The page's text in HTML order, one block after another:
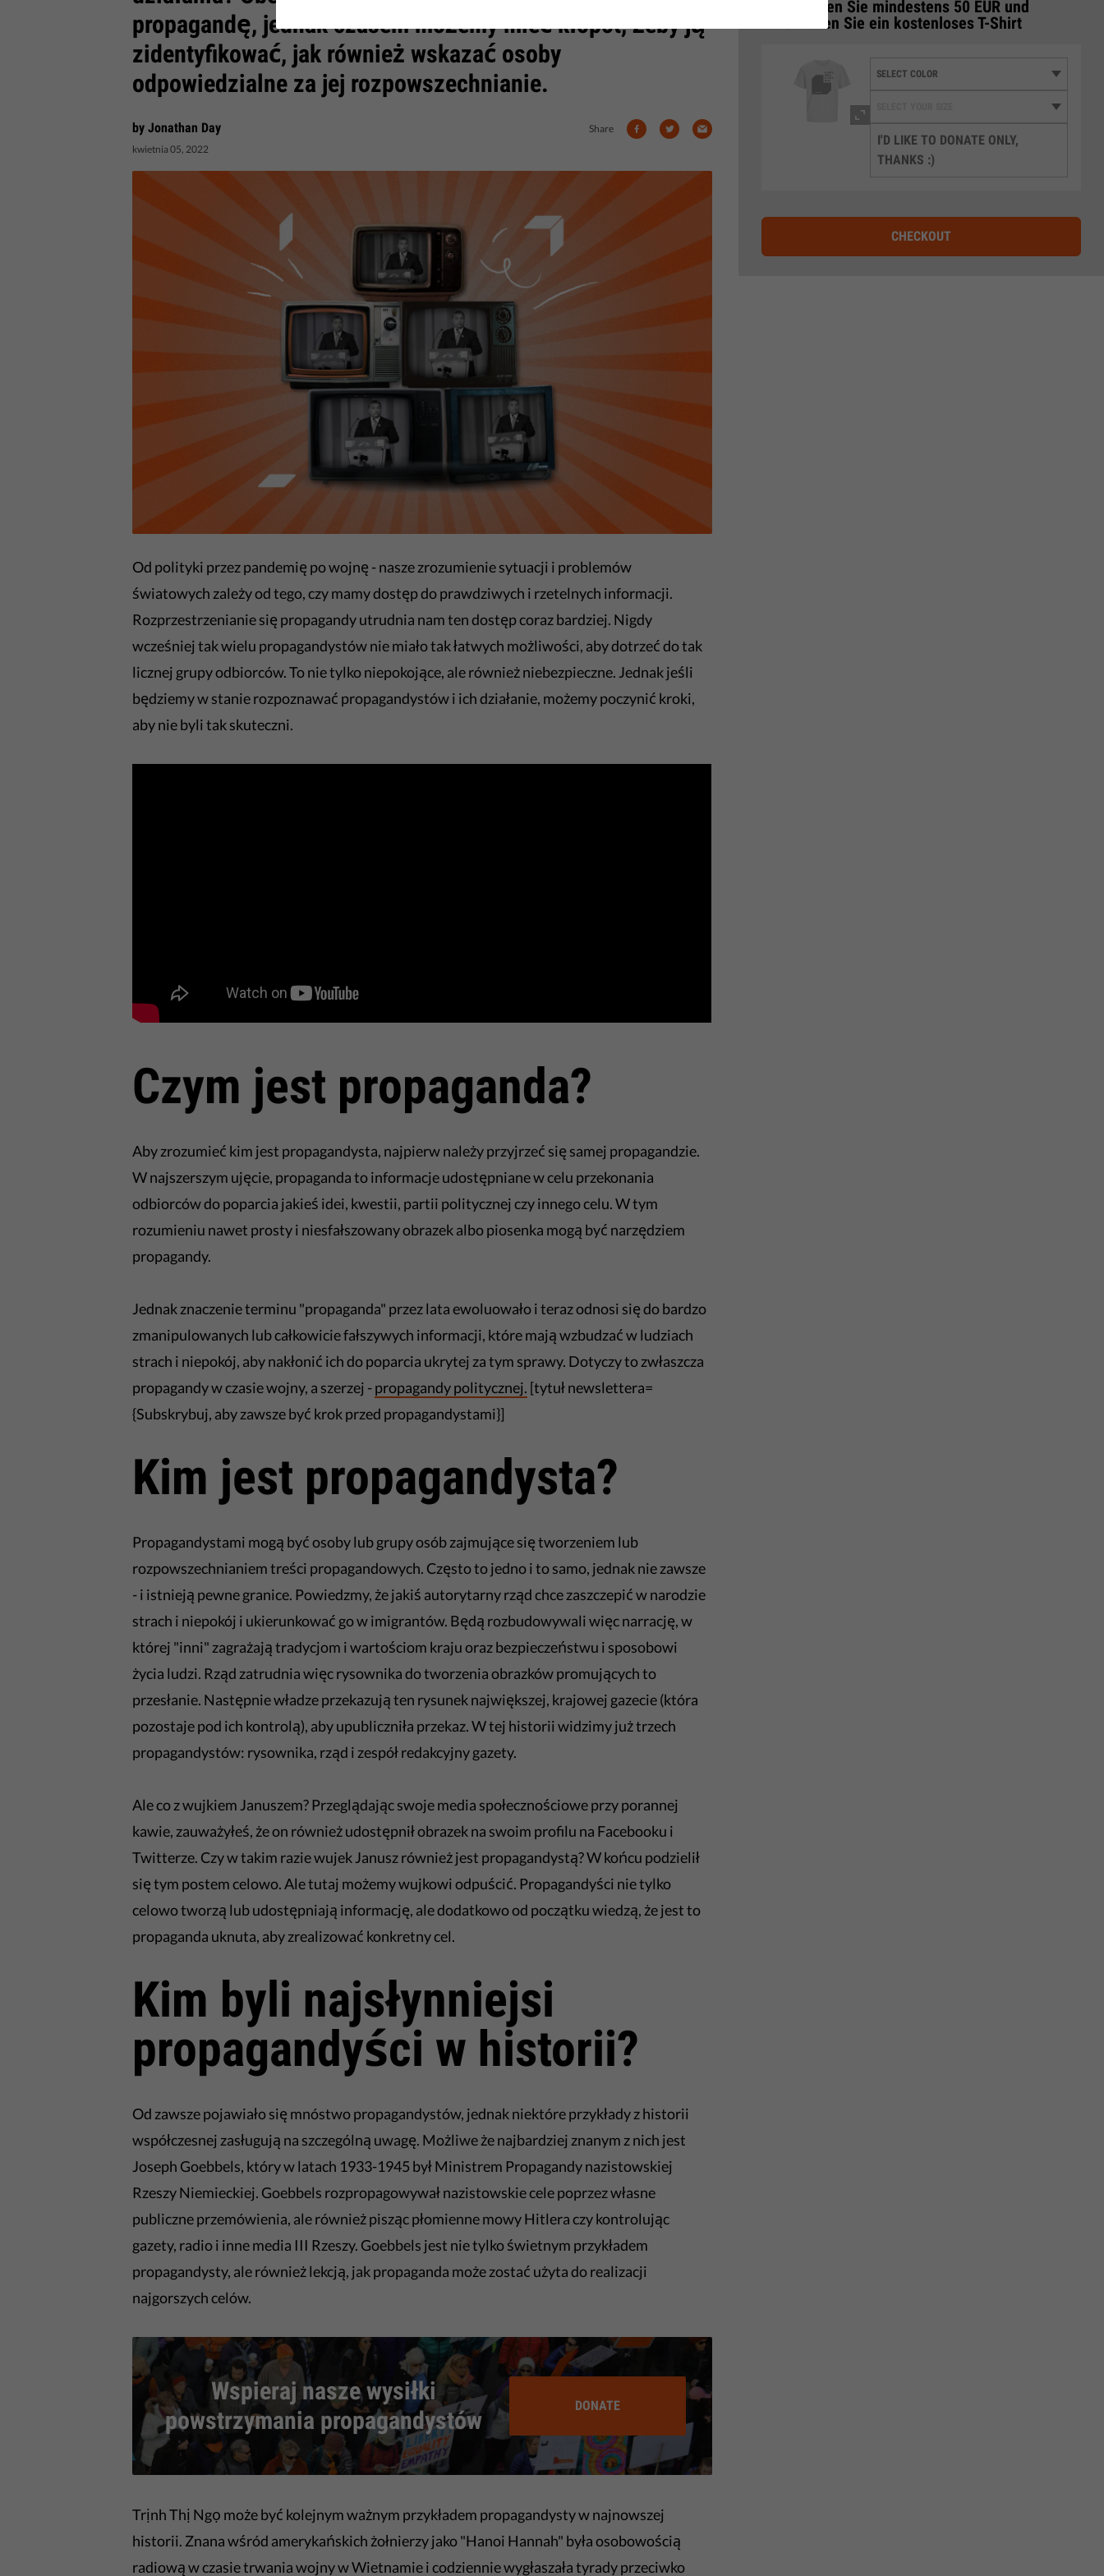
propagandę, jednak czasem możemy mieć kłopot, żeby ją
zidentyfikować, jak również wskazać osoby
odpowiedzialne za jej rozpowszechnianie.
by Jonathan Day
kwietnia 05, 2022
Share
Od polityki przez pandemię po wojnę - nasze zrozumienie sytuacji i problemów
światowych zależy od tego, czy mamy dostęp do prawdziwych i rzetelnych informacji.
Rozprzestrzenianie się propagandy utrudnia nam ten dostęp coraz bardziej. Nigdy
wcześniej tak wielu propagandystów nie miało tak łatwych możliwości, aby dotrzeć do tak
licznej grupy odbiorców. To nie tylko niepokojące, ale również niebezpieczne. Jednak jeśli
będziemy w stanie rozpoznawać propagandystów i ich działanie, możemy poczynić kroki,
aby nie byli tak skuteczni.
Czym jest propaganda?
Aby zrozumieć kim jest propagandysta, najpierw należy przyjrzeć się samej propagandzie.
W najszerszym ujęcie, propaganda to informacje udostępniane w celu przekonania
odbiorców do poparcia jakieś idei, kwestii, partii politycznej czy innego celu. W tym
rozumieniu nawet prosty i niesfałszowany obrazek albo piosenka mogą być narzędziem
propagandy.
Jednak znaczenie terminu "propaganda" przez lata ewoluowało i teraz odnosi się do bardzo
zmanipulowanych lub całkowicie fałszywych informacji, które mają wzbudzać w ludziach
strach i niepokój, aby nakłonić ich do poparcia ukrytej za tym sprawy. Dotyczy to zwłaszcza
propagandy w czasie wojny, a szerzej -propagandy politycznej. [tytuł newslettera=
{Subskrybuj, aby zawsze być krok przed propagandystami}]
Kim jest propagandysta?
Propagandystami mogą być osoby lub grupy osób zajmujące się tworzeniem lub
rozpowszechnianiem treści propagandowych. Często to jedno i to samo, jednak nie zawsze
- i istnieją pewne granice. Powiedzmy, że jakiś autorytarny rząd chce zaszczepić w narodzie
strach i niepokój i ukierunkować go w imigrantów. Będą rozbudowywali więc narrację, w
której "inni" zagrażają tradycjom i wartościom kraju oraz bezpieczeństwu i sposobowi
życia ludzi. Rząd zatrudnia więc rysownika do tworzenia obrazków promujących to
przesłanie. Następnie władze przekazują ten rysunek największej, krajowej gazecie (która
pozostaje pod ich kontrolą), aby upubliczniła przekaz. W tej historii widzimy już trzech
propagandystów: rysownika, rząd i zespół redakcyjny gazety.
Ale co z wujkiem Januszem? Przeglądając swoje media społecznościowe przy porannej
kawie, zauważyłeś, że on również udostępnił obrazek na swoim profilu na Facebooku i
Twitterze. Czy w takim razie wujek Janusz również jest propagandystą? W końcu podzielił
się tym postem celowo. Ale tutaj możemy wujkowi odpuścić. Propagandyści nie tylko
celowo tworzą lub udostępniają informację, ale dodatkowo od początku wiedzą, że jest to
propaganda uknuta, aby zrealizować konkretny cel.
Kim byli najsłynniejsi
propagandyści w historii?
Od zawsze pojawiało się mnóstwo propagandystów, jednak niektóre przykłady z historii
współczesnej zasługują na szczególną uwagę. Możliwe że najbardziej znanym z nich jest
Joseph Goebbels, który w latach 1933-1945 był Ministrem Propagandy nazistowskiej
Rzeszy Niemieckiej. Goebbels rozpropagowywał nazistowskie cele poprzez własne
publiczne przemówienia, ale również pisząc płomienne mowy Hitlera czy kontrolując
gazety, radio i inne media III Rzeszy. Goebbels jest nie tylko świetnym przykładem
propagandysty, ale również lekcją, jak propaganda może zostać użyta do realizacji
najgorszych celów.
Wspieraj nasze wysiłki
powstrzymania propagandystów
DONATE
Trịnh Thị Ngọ może być kolejnym ważnym przykładem propagandysty w najnowszej
historii. Znana wśród amerykańskich żołnierzy jako "Hanoi Hannah" była osobowością
radiową w czasie trwania wojny w Wietnamie i codziennie wygłaszała tyrady przeciwko
Spenden Sie mindestens 50 EUR und
erhalten Sie ein kostenloses T-Shirt
I'D LIKE TO DONATE ONLY,
THANKS :)
CHECKOUT